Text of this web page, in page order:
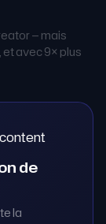
— mais
avec 9× plus
content
de
la